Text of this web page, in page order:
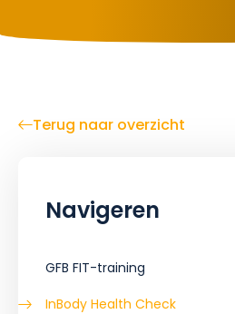
Terug naar overzicht
Navigeren
GFB FIT-training
InBody Health Check